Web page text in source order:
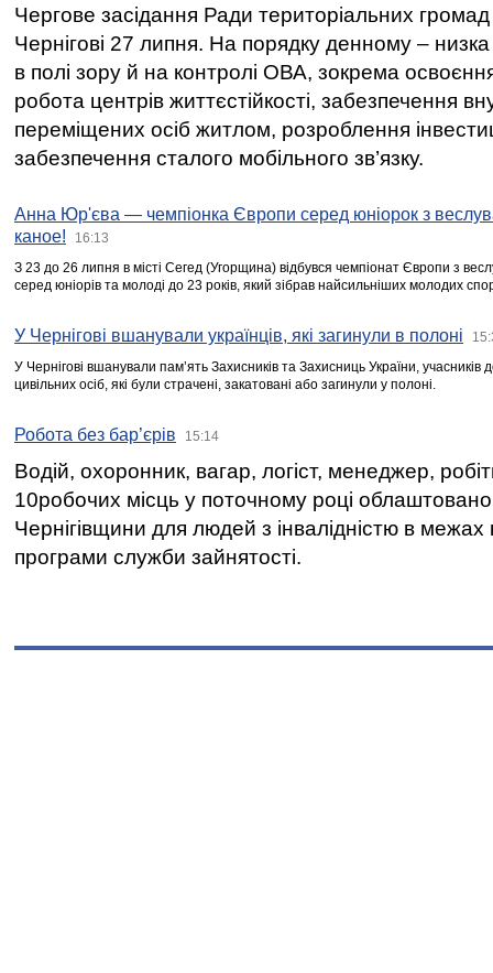
Чергове засідання Ради територіальних громад
Чернігові 27 липня. На порядку денному –
в полі зору й на контролі ОВА, зокрема освоєння
робота центрів життєстійкості, забезпечення
переміщених осіб житлом, розроблення
забезпечення сталого мобільного зв’язку.
Анна Юр'єва — чемпіонка Європи серед юніорок з
каное!
16:13
З 23 до 26 липня в місті Сегед (Угорщина) відбувся чемпіонат Європи з
серед юніорів та молоді до 23 років, який зібрав найсильніших молодих
У Чернігові вшанували українців, які загинули в полоні
У Чернігові вшанували пам’ять Захисників та Захисниць України,
цивільних осіб, які були страчені, закатовані або загинули у полоні.
Робота без бар’єрів 15:14
Водій, охоронник, вагар, логіст, менеджер,
10робочих місць у поточному році
Чернігівщини для людей з інвалідністю в межах
програми служби зайнятості.